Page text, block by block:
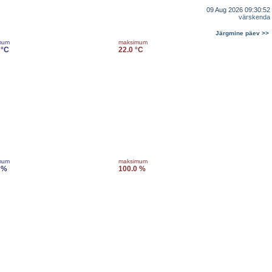
09 Aug 2026 09:30:52
värskenda
Järgmine päev >>
maksimum
22.0 °C
maksimum
100.0 %